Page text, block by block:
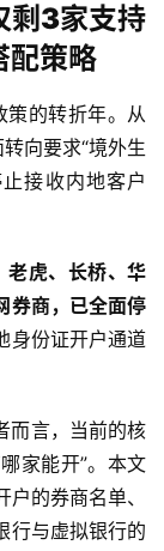
剩3家支持
配策略
的转折年。从
向要求“境外生
接收内地客户
老虎、长桥、华
券商，已全面停
身份证开户通道
而言，当前的核
家能开”。本文
的券商名单、
行与虚拟银行的